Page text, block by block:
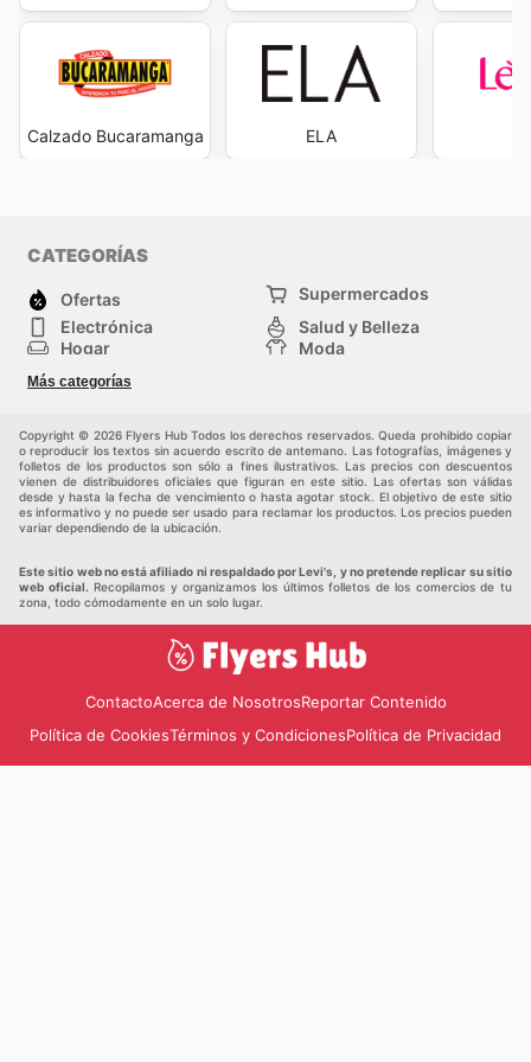
Calzado Bucaramanga ELA
CATEGORÍAS
Ofertas
Supermercados
Electrónica
Salud y Belleza
Hogar
Moda
Herramientas y jardinería
Infancia
Más categorías
Copyright © 2026 Flyers Hub Todos los derechos reservados. Queda prohibido copiar
o reproducir los textos sin acuerdo escrito de antemano. Las fotografías, imágenes y
folletos de los productos son sólo a fines ilustrativos. Las precios con descuentos
vienen de distribuidores oficiales que figuran en este sitio. Las ofertas son válidas
desde y hasta la fecha de vencimiento o hasta agotar stock. El objetivo de este sitio
es informativo y no puede ser usado para reclamar los productos. Los precios pueden
variar dependiendo de la ubicación.
Este sitio web no está afiliado ni respaldado por Levi's, y no pretende replicar su sitio
web oficial. Recopilamos y organizamos los últimos folletos de los comercios de tu
zona, todo cómodamente en un solo lugar.
ContactoAcerca de NosotrosReportar Contenido
Política de CookiesTérminos y CondicionesPolítica de Privacidad